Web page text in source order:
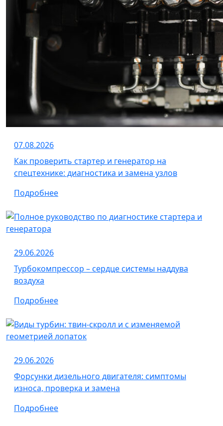
07.08.2026
Как проверить стартер и генератор на
спецтехнике: диагностика и замена узлов
Подробнее
29.06.2026
Турбокомпрессор – сердце системы наддува
воздуха
Подробнее
29.06.2026
Форсунки дизельного двигателя: симптомы
износа, проверка и замена
Подробнее